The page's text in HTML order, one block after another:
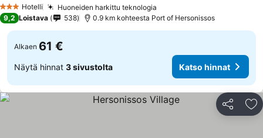
3 Tähtiluokitus
Hotelli Huoneiden harkittu teknologia
9,2 Loistava 538 0.9 km kohteesta Port of Hersonissos
Alkaen 61 €
Näytä hinnat 3 sivustolta Katso hinnat
Jaa